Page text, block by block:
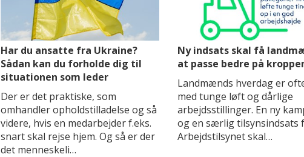
Har du ansatte fra Ukraine?
Sådan kan du forholde dig til
situationen som leder
Der er det praktiske, som
omhandler opholdstilladelse og så
videre, hvis en medarbejder f.eks.
snart skal rejse hjem. Og så er der
det menneskeli…
Ny indsats skal få
at passe bedre på
Landmænds hverdag er
med tunge løft og dårlige
arbejdsstillinger. En ny
og en særlig tilsynsindsats
Arbejdstilsynet skal…